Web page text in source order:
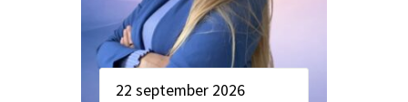
22 september 2026